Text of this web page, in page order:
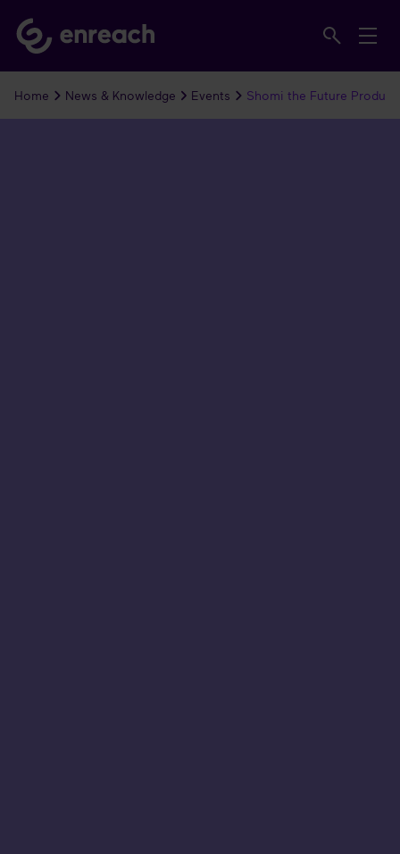
Home News & Knowledge Events Shomi the Future Product